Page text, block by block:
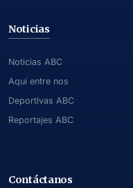
Noticias
Noticias ABC
Aquí entre nos
Deportivas ABC
Reportajes ABC
Contáctanos